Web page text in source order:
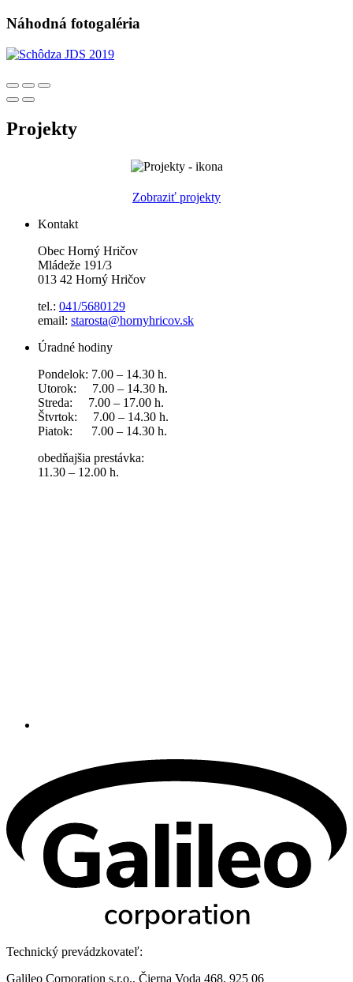
Náhodná fotogaléria
Projekty
Zobraziť projekty
Kontakt
Obec Horný Hričov
Mládeže 191/3
013 42 Horný Hričov
tel.: 041/5680129
email: starosta@hornyhricov.sk
Úradné hodiny
Pondelok: 7.00 – 14.30 h.
Utorok: 7.00 – 14.30 h.
Streda: 7.00 – 17.00 h.
Štvrtok: 7.00 – 14.30 h.
Piatok: 7.00 – 14.30 h.
obedňajšia prestávka:
11.30 – 12.00 h.
Technický prevádzkovateľ:
Galileo Corporation s.r.o., Čierna Voda 468, 925 06